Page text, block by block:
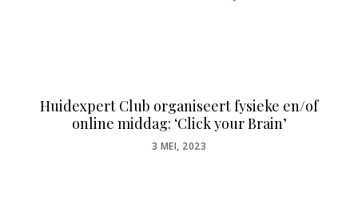
Huidexpert Club organiseert fysieke en/of
online middag: ‘Click your Brain’
POSTED
3 MEI, 2023